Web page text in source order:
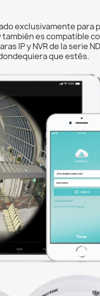
exclusivamente
es compatible
IP y NVR de la serie
que estés.